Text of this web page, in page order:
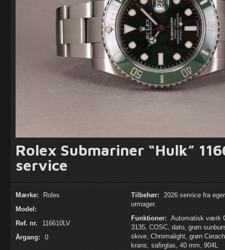
Rolex Submariner “Hulk”
service
Mærke:
Rolex
Model:
Ref. nr.
116610LV
Årgang:
0
Tilbehør:
2026 service fra
urmager.
Funktioner: Automatisk værk
3135, COSC, dato, grøn
skive, Chromalight, grøn
krans, safirglas, 40 mm, 904L